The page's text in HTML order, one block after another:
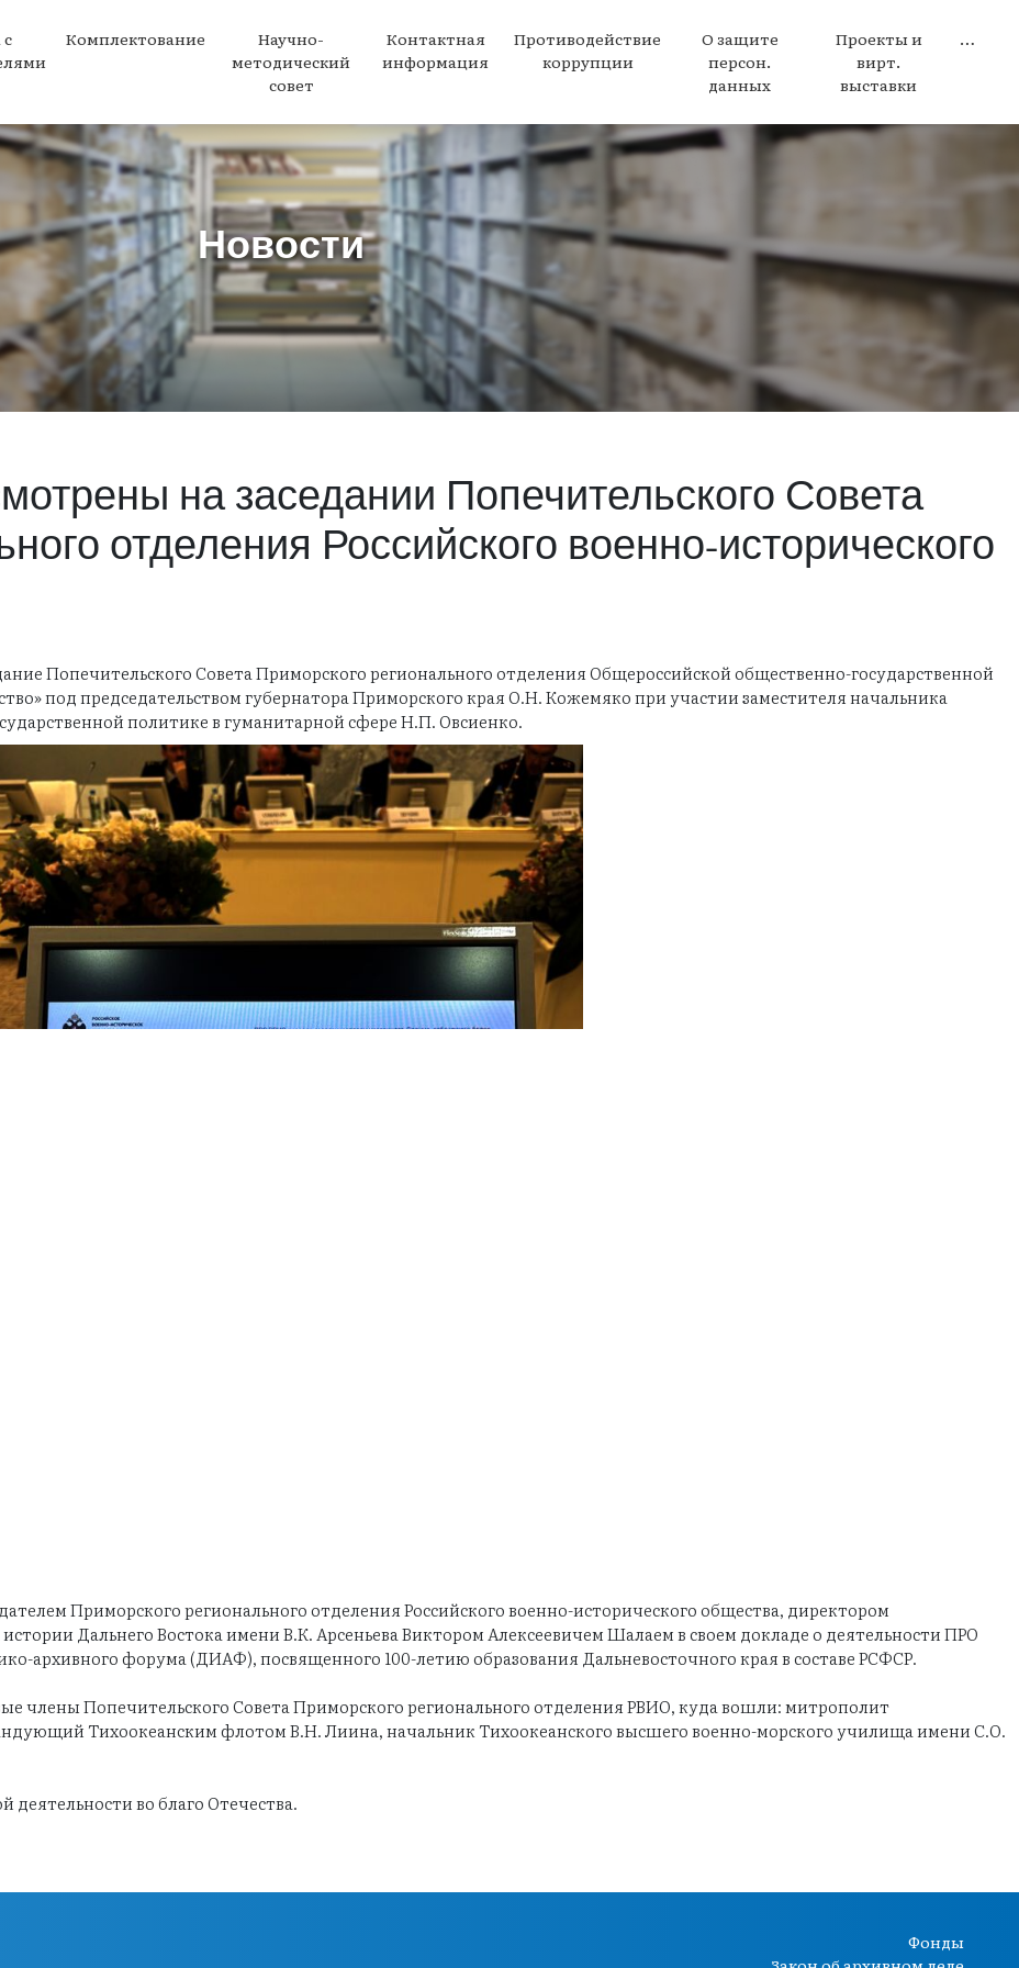
Новости
Комплектование
Научно-
методический
совет
Контактная
информация
Противодействие
коррупции
О защите
персон.
данных
Проекты и
вирт.
выставки
…
на заседании Попечительского Совета
отделения Российского военно-исторического
Попечительского Совета Приморского регионального отделения Общероссийской общественно-государственной
под председательством губернатора Приморского края О.Н. Кожемяко при участии заместителя начальника
политике в гуманитарной сфере Н.П. Овсиенко.
Приморского регионального отделения Российского военно-исторического общества, директором
Дальнего Востока имени В.К. Арсеньева Виктором Алексеевичем Шалаем в своем докладе о деятельности ПРО
архивного форума (ДИАФ), посвященного 100-летию образования Дальневосточного края в составе РСФСР.
члены Попечительского Совета Приморского регионального отделения РВИО, куда вошли: митрополит
Тихоокеанским флотом В.Н. Лиина, начальник Тихоокеанского высшего военно-морского училища имени С.О.
во благо Отечества.
Фонды